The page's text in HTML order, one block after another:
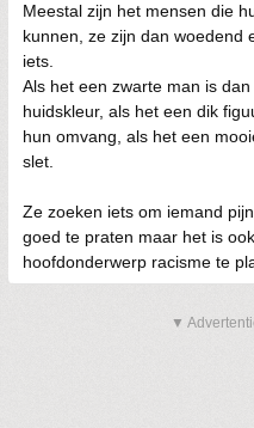
Meestal zijn het mensen die
kunnen, ze zijn dan woedend
iets.
Als het een zwarte man is
huidskleur, als het een dik
hun omvang, als het een
slet.
Ze zoeken iets om iemand
goed te praten maar het is
hoofdonderwerp racisme te
▼